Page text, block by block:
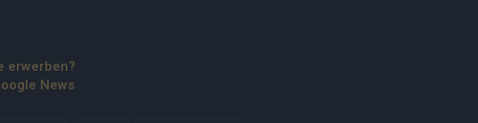
erwerben?
News